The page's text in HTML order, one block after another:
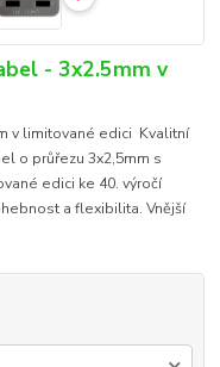
- 3x2.5mm v
v limitované edici Kvalitní
o průřezu 3x2,5mm s
edici ke 40. výročí
a flexibilita. Vnější